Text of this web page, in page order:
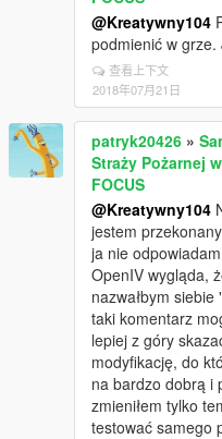
@Kreatywny104
podmienić w
查看上下文
2018年07月21日
patryk20426 »
Straży Pożarnej
FOCUS
@Kreatywny104
jestem
ja nie
OpenIV wygląda,
nazwałbym
taki komentarz
lepiej z góry
modyfikację, do
na bardzo dobrą i
zmieniłem tylko
testować samego